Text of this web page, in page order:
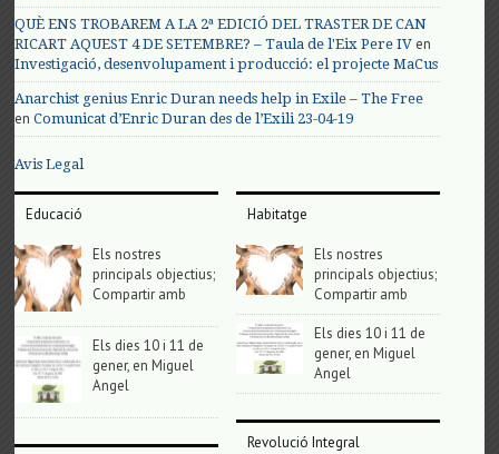
QUÈ ENS TROBAREM A LA 2ª EDICIÓ DEL TRASTER DE CAN
RICART AQUEST 4 DE SETEMBRE? – Taula de l'Eix Pere IV en
Investigació, desenvolupament i producció: el projecte MaCus
Anarchist genius Enric Duran needs help in Exile – The Free
enComunicat d’Enric Duran des de l’Exili 23-04-19
Avis Legal
Educació
Els nostres
principals objectius;
Compartir amb
Els dies 10 i 11 de
gener, en Miguel
Angel
Habitatge
Els nostres
principals objectius;
Compartir amb
Els dies 10 i 11 de
gener, en Miguel
Angel
Revolució Integral